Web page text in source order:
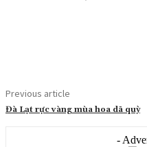
Previous article
Đà Lạt rực vàng mùa hoa dã quỳ
-